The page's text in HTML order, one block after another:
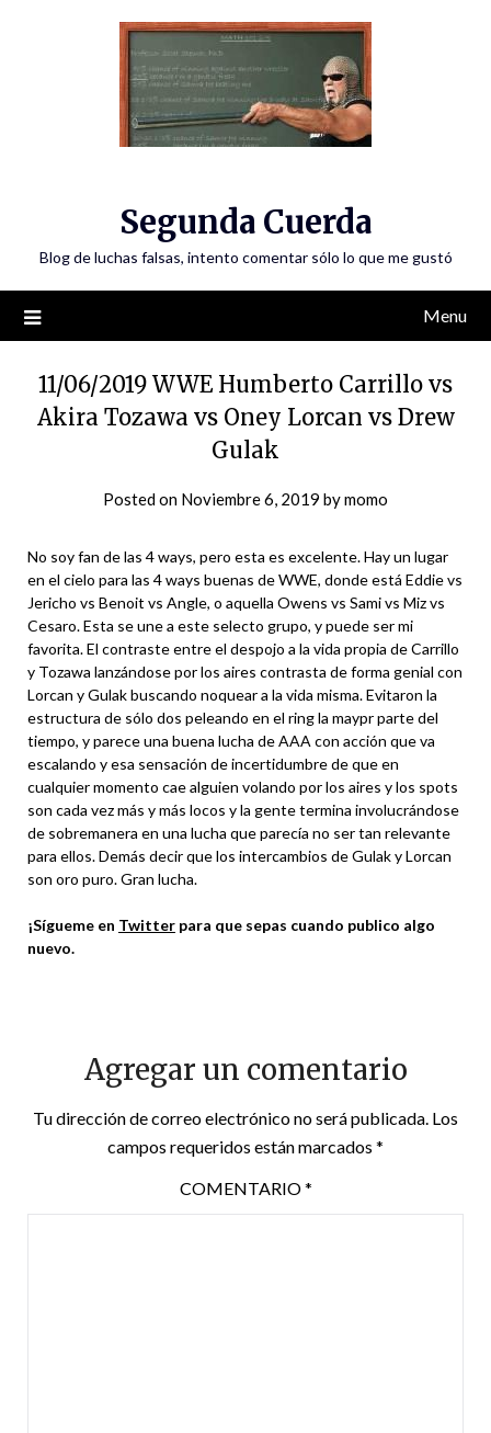
Segunda Cuerda
Blog de luchas falsas, intento comentar sólo lo que me gustó
Menu
11/06/2019 WWE Humberto Carrillo vs
Akira Tozawa vs Oney Lorcan vs Drew
Gulak
Posted on Noviembre 6, 2019 bymomo
No soy fan de las 4 ways, pero esta es excelente. Hay un lugar
en el cielo para las 4 ways buenas de WWE, donde está Eddie vs
Jericho vs Benoit vs Angle, o aquella Owens vs Sami vs Miz vs
Cesaro. Esta se une a este selecto grupo, y puede ser mi
favorita. El contraste entre el despojo a la vida propia de Carrillo
y Tozawa lanzándose por los aires contrasta de forma genial con
Lorcan y Gulak buscando noquear a la vida misma. Evitaron la
estructura de sólo dos peleando en el ring la maypr parte del
tiempo, y parece una buena lucha de AAA con acción que va
escalando y esa sensación de incertidumbre de que en
cualquier momento cae alguien volando por los aires y los spots
son cada vez más y más locos y la gente termina involucrándose
de sobremanera en una lucha que parecía no ser tan relevante
para ellos. Demás decir que los intercambios de Gulak y Lorcan
son oro puro. Gran lucha.
¡Sígueme en Twitter para que sepas cuando publico algo
nuevo.
Agregar un comentario
Tu dirección de correo electrónico no será publicada. Los
campos requeridos están marcados *
COMENTARIO*